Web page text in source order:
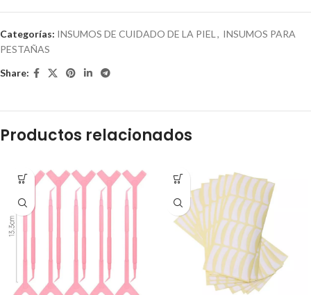
Categorías: INSUMOS DE CUIDADO DE LA PIEL , INSUMOS PARA
PESTAÑAS
Share:
Productos relacionados